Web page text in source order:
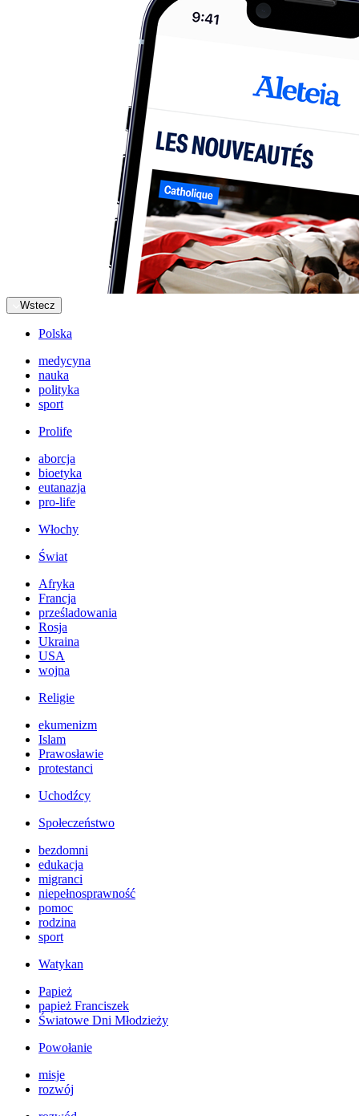
Wstecz
Polska
medycyna
nauka
polityka
sport
Prolife
aborcja
bioetyka
eutanazja
pro-life
Włochy
Świat
Afryka
Francja
prześladowania
Rosja
Ukraina
USA
wojna
Religie
ekumenizm
Islam
Prawosławie
protestanci
Uchodźcy
Społeczeństwo
bezdomni
edukacja
migranci
niepełnosprawność
pomoc
rodzina
sport
Watykan
Papież
papież Franciszek
Światowe Dni Młodzieży
Powołanie
misje
rozwój